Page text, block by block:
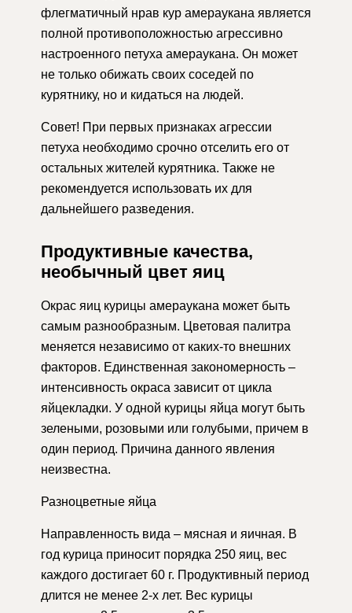
флегматичный нрав кур амераукана является
полной противоположностью агрессивно
настроенного петуха амераукана. Он может
не только обижать своих соседей по
курятнику, но и кидаться на людей.
Совет! При первых признаках агрессии
петуха необходимо срочно отселить его от
остальных жителей курятника. Также не
рекомендуется использовать их для
дальнейшего разведения.
Продуктивные качества,
необычный цвет яиц
Окрас яиц курицы амераукана может быть
самым разнообразным. Цветовая палитра
меняется независимо от каких-то внешних
факторов. Единственная закономерность –
интенсивность окраса зависит от цикла
яйцекладки. У одной курицы яйца могут быть
зелеными, розовыми или голубыми, причем в
один период. Причина данного явления
неизвестна.
Разноцветные яйца
Направленность вида – мясная и яичная. В
год курица приносит порядка 250 яиц, вес
каждого достигает 60 г. Продуктивный период
длится не менее 2-х лет. Вес курицы